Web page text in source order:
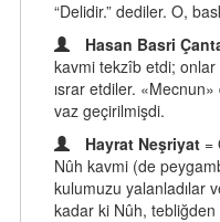
“Delidir.” dediler. O,
Hasan Basri
kavmi tekzîb etdi; onlar
ısrar etdiler.
vaz geçirilmişdi.
Hayrat Neşriyat =
Nûh kavmi (de
kulumuzu yalanladılar
kadar ki Nûh,